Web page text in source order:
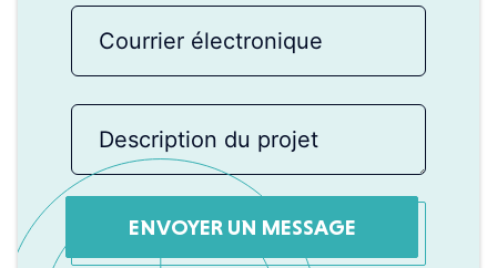
ENVOYER UN MESSAGE